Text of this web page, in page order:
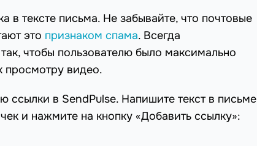
тексте письма. Не забывайте, что почтовые
это признаком спама. Всегда
чтобы пользователю было максимально
просмотру видео.
ссылки в SendPulse. Напишите текст в письме
и нажмите на кнопку «Добавить ссылку»: